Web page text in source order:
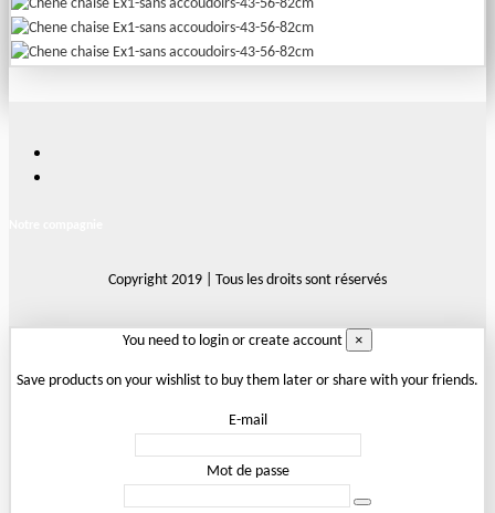
Copyright 2019 | Tous les droits sont réservés
You need to login or create account ×
Save products on your wishlist to buy them later or share with your friends.
E-mail
Mot de passe